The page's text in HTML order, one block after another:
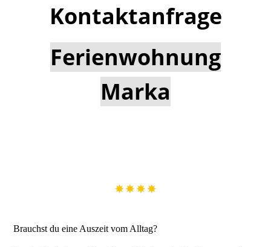
Kontaktanfrage
Ferienwohnung
Marka
Brauchst du eine Auszeit vom Alltag?